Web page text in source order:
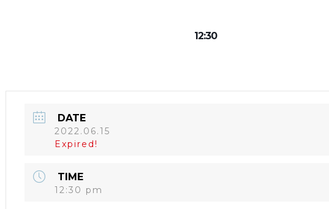
12:30
DATE
2022.06.15
Expired!
TIME
12:30 pm